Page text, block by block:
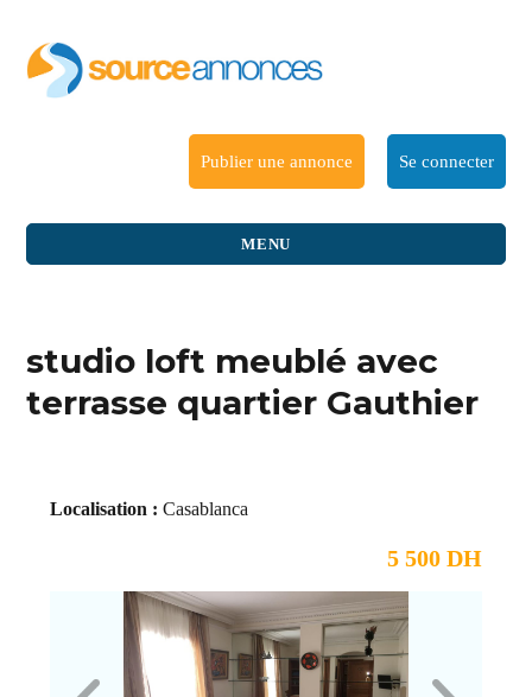
Publier une annonce Se connecter
MENU
studio loft meublé avec
terrasse quartier Gauthier
Localisation : Casablanca
5 500 DH